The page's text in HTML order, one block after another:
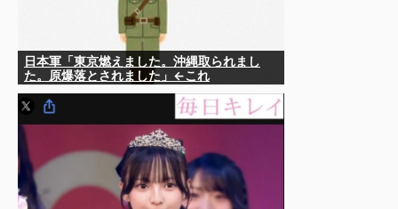
日本軍「東京燃えました。沖縄取られまし
た。原爆落とされました」←これ